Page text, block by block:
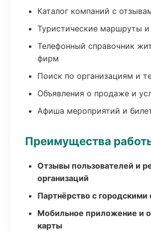
Каталог компаний с
Туристические маршруты
Телефонный справочник
фирм
Поиск по организациям и
Объявления о продаже и
Афиша мероприятий и
Преимущества
Отзывы пользователей и
организаций
Партнёрство с
Мобильное приложение и
карты